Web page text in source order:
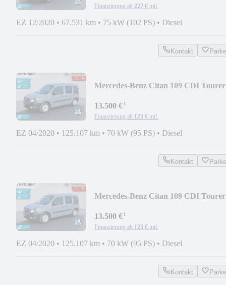
Finanzierung ab 227 € mtl.
EZ 12/2020 • 67.531 km • 75 kW (102 PS) • Diesel
Kontakt
Mercedes-Benz Citan 109 CDI Tourer
13.500 €¹
Finanzierung ab 123 € mtl.
EZ 04/2020 • 125.107 km • 70 kW (95 PS) • Diesel
Kontakt
Mercedes-Benz Citan 109 CDI Tourer
13.500 €¹
Finanzierung ab 123 € mtl.
EZ 04/2020 • 125.107 km • 70 kW (95 PS) • Diesel
Kontakt